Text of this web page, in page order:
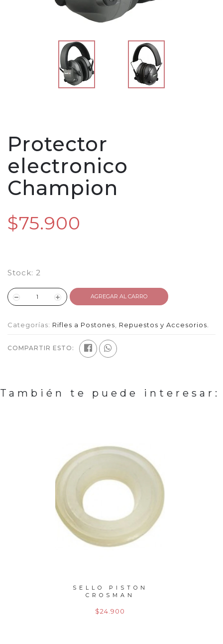
Protector
electronico
Champion
$75.900
Stock: 2
AGREGAR AL CARRO
Categorías: Rifles a Postones Repuestos y Accesorios.
COMPARTIR ESTO:
También te puede interesar:
SELLO PISTON
CROSMAN
$24.900